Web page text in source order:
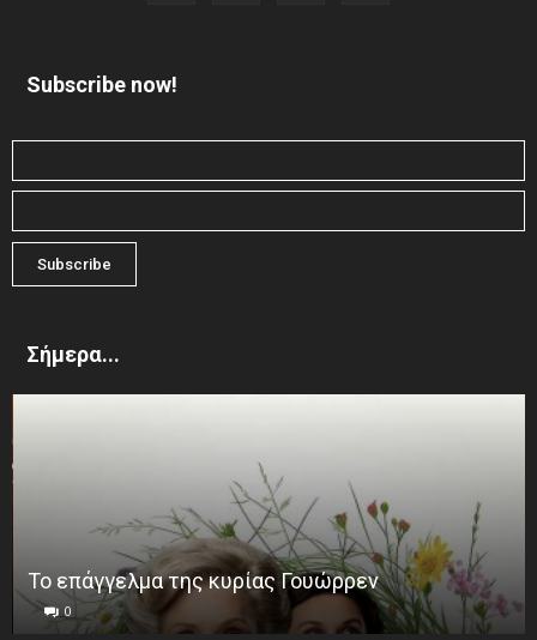
Subscribe now!
Σήμερα...
Το επάγγελμα της κυρίας Γουώρρεν
0